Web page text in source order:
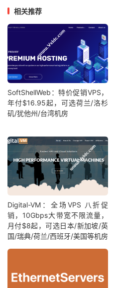
相关推荐
SoftShellWeb：特价促销VPS，
年付$16.95起，可选荷兰/洛杉
矶/犹他州/台湾机房
Digital-VM：全场VPS 八折促
销，10Gbps大带宽不限流量，
月付$8起，可选日本/新加坡/英
国/瑞典/荷兰/西班牙/美国等机房